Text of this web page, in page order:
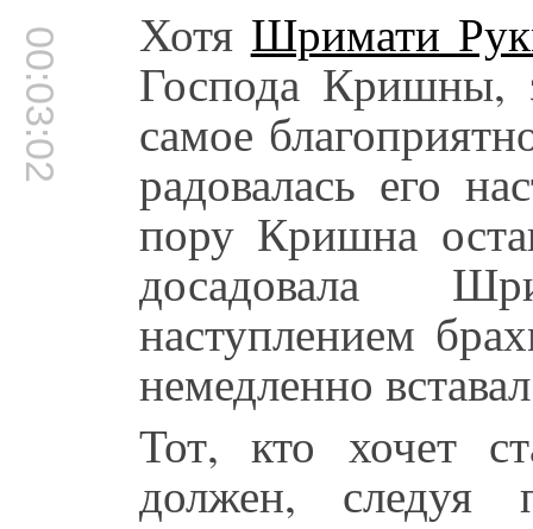
00:03:02 Хотя Шримати
Господа Кришны,
самое
радовалась его
пору Кришна
досадовала
наступлением
немедленно
Тот, кто хочет
должен, следуя